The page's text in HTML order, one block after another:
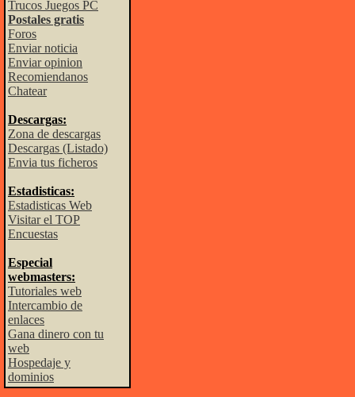
Trucos Juegos PC
Postales gratis
Foros
Enviar noticia
Enviar opinion
Recomiendanos
Chatear
Descargas:
Zona de descargas
Descargas (Listado)
Envia tus ficheros
Estadisticas:
Estadisticas Web
Visitar el TOP
Encuestas
Especial
webmasters:
Tutoriales web
Intercambio de
enlaces
Gana dinero con tu
web
Hospedaje y
dominios